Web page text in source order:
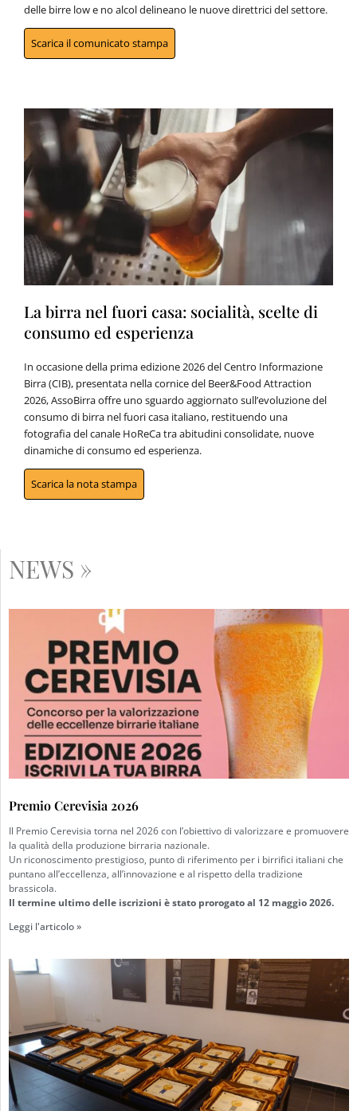
delle birre low e no alcol delineano le nuove direttrici del settore.
Scarica il comunicato stampa
La birra nel fuori casa: socialità, scelte di
consumo ed esperienza
In occasione della prima edizione 2026 del Centro Informazione
Birra (CIB), presentata nella cornice del Beer&Food Attraction
2026, AssoBirra offre uno sguardo aggiornato sull’evoluzione del
consumo di birra nel fuori casa italiano, restituendo una
fotografia del canale HoReCa tra abitudini consolidate, nuove
dinamiche di consumo ed esperienza.
Scarica la nota stampa
NEWS »
Premio Cerevisia 2026
Il Premio Cerevisia torna nel 2026 con l’obiettivo di valorizzare e promuovere
la qualità della produzione birraria nazionale.
Un riconoscimento prestigioso, punto di riferimento per i birrifici italiani che
puntano all’eccellenza, all’innovazione e al rispetto della tradizione
brassicola.
Il termine ultimo delle iscrizioni è stato prorogato al 12 maggio 2026.
Leggi l'articolo »